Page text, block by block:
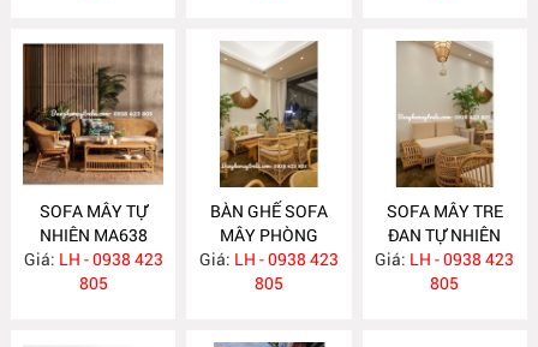
SOFA MÂY TỰ
NHIÊN MA638
Giá: LH - 0938 423
805
BÀN GHẾ SOFA
MÂY PHÒNG
KHÁCH HIỆN ĐẠI
MA637
Giá: LH - 0938 423
805
SOFA MÂY TRE
ĐAN TỰ NHIÊN
MA636
Giá: LH - 0938 423
805